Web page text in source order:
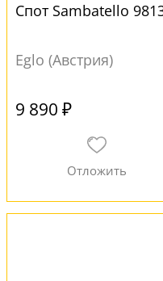
Спот Sambatello
Eglo (Австрия)
9 890 ₽